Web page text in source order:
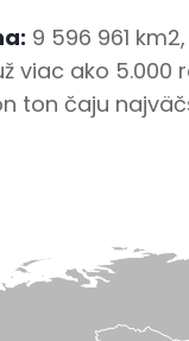
9 596 961 km2,
viac ako
ton čaju